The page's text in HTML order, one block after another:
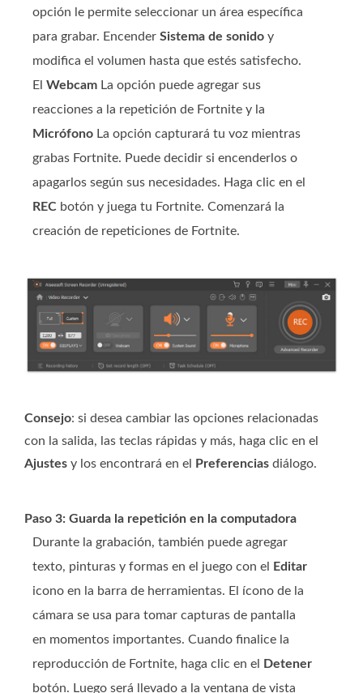
opción le permite seleccionar un área específica
para grabar. Encender Sistema de sonido y
modifica el volumen hasta que estés satisfecho.
El Webcam La opción puede agregar sus
reacciones a la repetición de Fortnite y la
Micrófono La opción capturará tu voz mientras
grabas Fortnite. Puede decidir si encenderlos o
apagarlos según sus necesidades. Haga clic en el
REC botón y juega tu Fortnite. Comenzará la
creación de repeticiones de Fortnite.
Consejo: si desea cambiar las opciones relacionadas
con la salida, las teclas rápidas y más, haga clic en el
Ajustes y los encontrará en el Preferencias diálogo.
Paso 3: Guarda la repetición en la computadora
Durante la grabación, también puede agregar
texto, pinturas y formas en el juego con el
Editar
icono en la barra de herramientas. El ícono de la
cámara se usa para tomar capturas de pantalla
en momentos importantes. Cuando finalice la
reproducción de Fortnite, haga clic en el
Detener
botón. Luego será llevado a la ventana de vista